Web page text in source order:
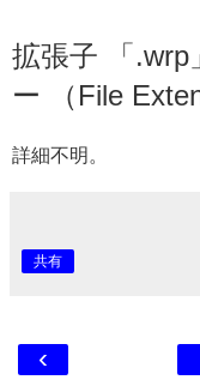
拡張子 「
ー （File
詳細不明。
共有
‹